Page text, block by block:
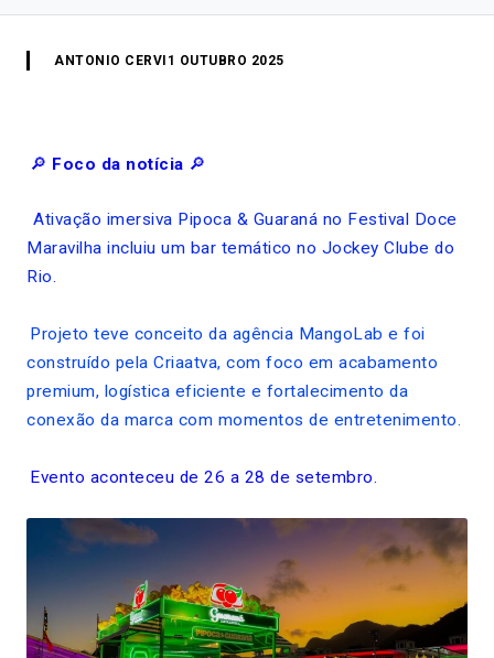
ANTONIO CERVI 1 OUTUBRO 2025
🔎 Foco da notícia 🔎
Ativação imersiva Pipoca & Guaraná no Festival Doce
Maravilha incluiu um bar temático no Jockey Clube do
Rio.
Projeto teve conceito da agência MangoLab e foi
construído pela Criaatva, com foco em acabamento
premium, logística eficiente e fortalecimento da
conexão da marca com momentos de entretenimento.
Evento aconteceu de 26 a 28 de setembro.